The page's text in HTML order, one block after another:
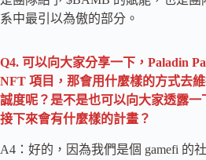
系中最引以為傲的部分。
Q4. 可以向大家分享一下，Paladin
NFT 項目，那會用什麼樣的方式去
誠度呢？是不是也可以向大家透露一
接下來會有什麼樣的計畫？
A4：好的，因為我們是個 gamefi 的